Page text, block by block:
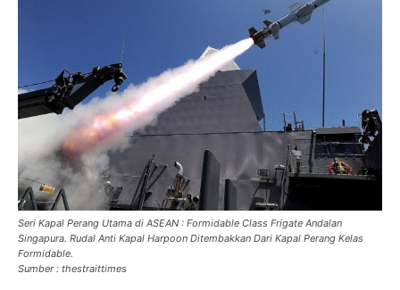
Seri Kapal Perang Utama di ASEAN : Formidable Class Frigate Andalan
Singapura. Rudal Anti Kapal Harpoon Ditembakkan Dari Kapal Perang Kelas
Formidable.
Sumber : thestraittimes